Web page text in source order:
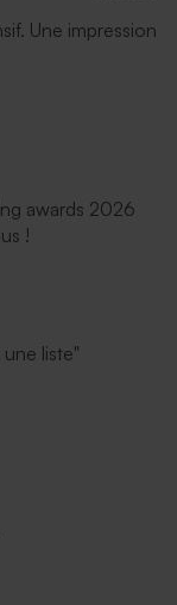
Une impression
awards 2026
!
liste"